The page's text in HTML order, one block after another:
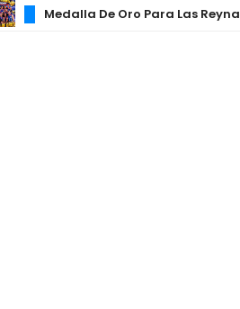
Medalla De Oro Para Las Reynas Del